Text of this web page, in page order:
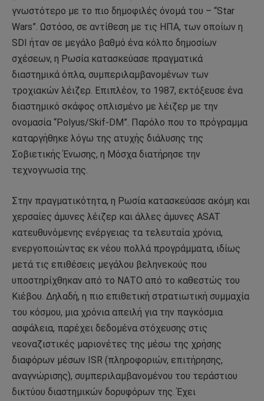
γνωστότερο με το πιο δημοφιλές όνομά του – “Star
Wars”. Ωστόσο, σε αντίθεση με τις ΗΠΑ, των οποίων η
SDI ήταν σε μεγάλο βαθμό ένα κόλπο δημοσίων
σχέσεων, η Ρωσία κατασκεύασε πραγματικά
διαστημικά όπλα, συμπεριλαμβανομένων των
τροχιακών λέιζερ. Επιπλέον, το 1987, εκτόξευσε ένα
διαστημικό σκάφος οπλισμένο με λέιζερ με την
ονομασία “Polyus/Skif-DM”. Παρόλο που το πρόγραμμα
καταργήθηκε λόγω της ατυχής διάλυσης της
Σοβιετικής Ένωσης, η Μόσχα διατήρησε την
τεχνογνωσία της.
Στην πραγματικότητα, η Ρωσία κατασκεύασε ακόμη και
χερσαίες άμυνες λέιζερ και άλλες άμυνες ASAT
κατευθυνόμενης ενέργειας τα τελευταία χρόνια,
ενεργοποιώντας εκ νέου πολλά προγράμματα, ιδίως
μετά τις επιθέσεις μεγάλου βεληνεκούς που
υποστηρίχθηκαν από το ΝΑΤΟ από το καθεστώς του
Κιέβου. Δηλαδή, η πιο επιθετική στρατιωτική συμμαχία
του κόσμου, μια χρόνια απειλή για την παγκόσμια
ασφάλεια, παρέχει δεδομένα στόχευσης στις
νεοναζιστικές μαριονέτες της μέσω της χρήσης
διαφόρων μέσων ISR (πληροφοριών, επιτήρησης,
αναγνώρισης), συμπεριλαμβανομένου του τεράστιου
δικτύου διαστημικών δορυφόρων της. Έχει